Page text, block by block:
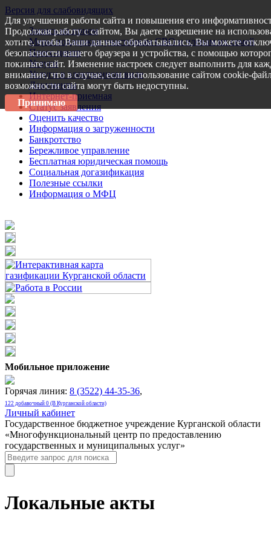
Версия для слабовидящих
Запись на прием
Меры поддержки участникам СВО и членам их семей
Пресс-центр
Услуги
Услуги в электронном виде
Документы
Интернет-приемная
Статус заявления
Оценить качество
Информация о загруженности
Банкротство
Бережливое управление
Бесплатная юридическая помощь
Социальная догазификация
Полезные ссылки
Информация о МФЦ
Мобильное приложение
Горячая линия: 8 (3522) 44-35-36,
122 добавочный 0 (В Курганской области)
Личный кабинет
Государственное бюджетное учреждение Курганской области
«Многофункциональный центр по предоставлению
государственных и муниципальных услуг»
Локальные акты
Для улучшения работы сайта и повышения его
Продолжая работу с сайтом, Вы даете разрешение на
хотите, чтобы Ваши данные обрабатывались, Вы можете
безопасности вашего браузера и устройства, с помощью
покиньте сайт. Изменение настроек следует выполнить для
внимание, что в случае, если использование сайтом cookie-
возможности сайта могут быть недоступны.
Принимаю